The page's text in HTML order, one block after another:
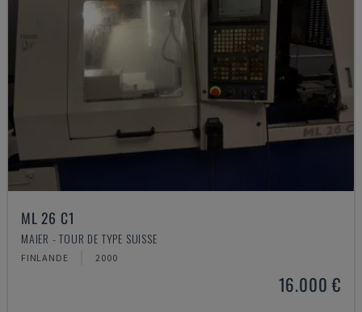
ML 26 C1
MAIER - TOUR DE TYPE SUISSE
FINLANDE 2000
16.000 €